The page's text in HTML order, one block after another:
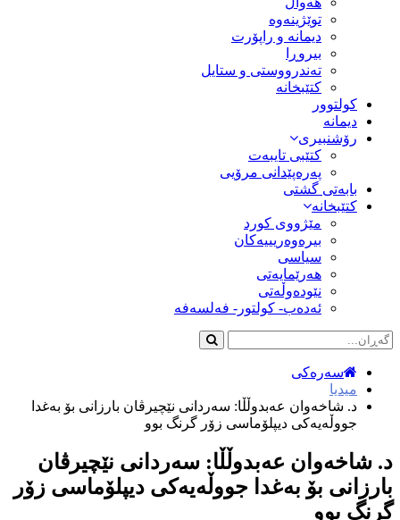
توێژینەوە
دیمانە و راپۆرت
بیروڕا
تەندرووستی و ستایل
کتێبخانە
کولتوور
دیمانە
رۆشنبیری
کتێبی تایبەت
پەرەپێدانی مرۆیی
بابەتی گشتی
کتێبخانە
مێژووى کورد
بیرەوەریییەکان
سیاسى
هەرێمایەتی
نێودەوڵەتی
ئەدەب- کولتور- فەلسەفە
سەرەکی
میدیا
د. شاخەوان عەبدوڵڵا: سەردانى نێچیرڤان بارزانى بۆ بەغدا
جووڵەیەکى دیپلۆماسى زۆر گرنگ بوو
د. شاخەوان عەبدوڵڵا: سەردانى نێچیرڤان
بارزانى بۆ بەغدا جووڵەیەکى دیپلۆماسى زۆر
گرنگ بوو